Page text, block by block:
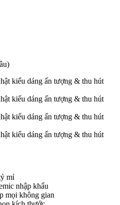
mỉ
nhập khẩu
mọi không gian